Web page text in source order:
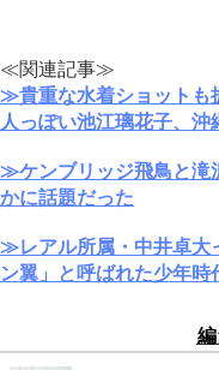
≪関連記事≫
≫貴重な水着ショットも
人っぽい池江璃花子、
≫ケンブリッジ飛鳥と滝
かに話題だった
≫レアル所属・中井卓大
ン翼」と呼ばれた少年時